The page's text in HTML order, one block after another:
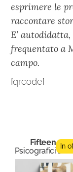
esprimere le
raccontare
E’
frequentato a
campo.
[qrcode]
Fifteen n.2
Psicografici
In